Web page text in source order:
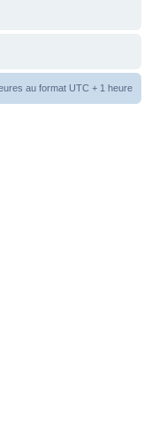
au format UTC + 1 heure